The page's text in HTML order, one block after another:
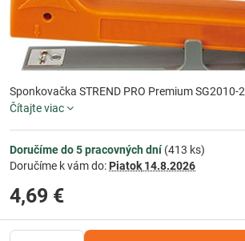
Sponkovačka STREND PRO Premium SG2010-
Čítajte viac
Doručíme do 5 pracovných dní(413 ks)
Doručíme k vám do: Piatok 14.8.2026
4,69 €